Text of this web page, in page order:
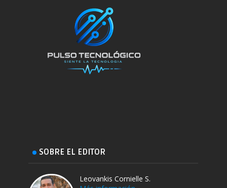
SOBRE EL EDITOR
Leovankis Cornielle S.